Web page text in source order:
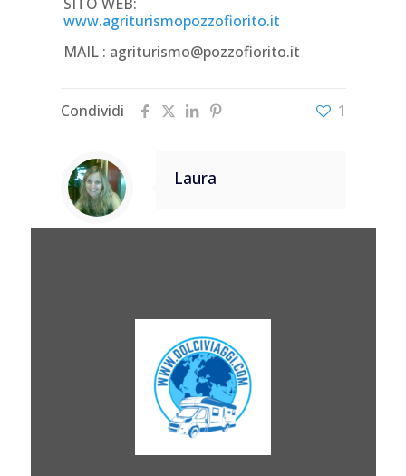
www.agriturismopozzofiorito.it
MAIL : agriturismo@pozzofiorito.it
Condividi 1
Laura